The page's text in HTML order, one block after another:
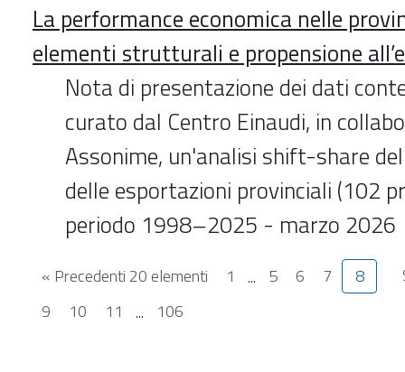
La performance economica nelle
elementi strutturali e propensione
Nota di presentazione dei dati
curato dal Centro Einaudi, in
Assonime, un'analisi shift-share
delle esportazioni provinciali (102
periodo 1998–2025 - marzo 2026
« Precedenti 20 elementi 1 ... 5 6 7
8
9
10 11 ... 106